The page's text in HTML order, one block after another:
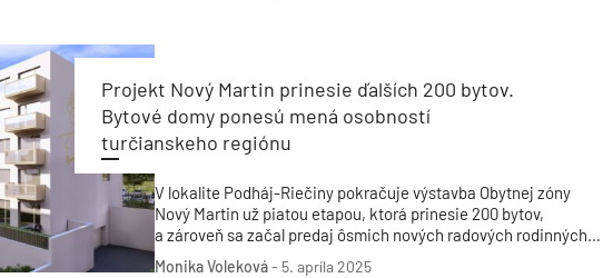
Projekt Nový Martin prinesie ďalších 200 bytov.
Bytové domy ponesú mená osobností
turčianskeho regiónu
V lokalite Podháj-Riečiny pokračuje výstavba Obytnej zóny
Nový Martin už piatou etapou, ktorá prinesie 200 bytov,
a zároveň sa začal predaj ôsmich nových radových rodinných
domov.
Monika Voleková- 5. apríla 2025